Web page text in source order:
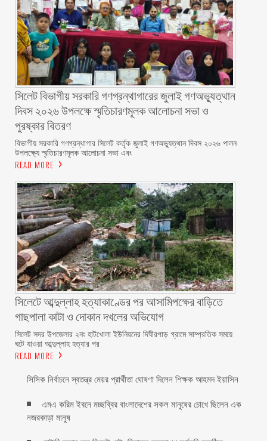
সিলেট বিভাগীয় সরকারি গণগ্রন্থাগারের জুলাই গণঅভ্যুত্থান
দিবস ২০২৬ উপলক্ষে স্মৃতিচারণমূলক আলোচনা সভা ও
পুরষ্কার বিতরণ ‎ ‎
বিভাগীয় সরকারি গণগ্রন্থাগার সিলেট কর্তৃক জুলাই গণঅভ্যুত্থান দিবস ২০২৬ পালন
উপলক্ষ্যে স্মৃতিচারণমূলক আলোচনা সভা এবং
READ MORE
সিলেটে আব্দুল্লাহ হত্যাকাণ্ডের পর আসামিপক্ষের বাড়িতে
গাছপালা কাটা ও দোকান দখলের অভিযোগ
সিলেট সদর উপজেলার ২নং হাটখোলা ইউনিয়নের দিঘীরপাড় গ্রামে সাম্প্রতিক সময়ে
ঘটে যাওয়া আব্দুল্লাহ হত্যার পর
READ MORE
সিসিক নির্বাচনে স্বতন্ত্র মেয়র প্রার্থীতা ঘোষণা দিলেন শিক্ষক আহমদ ইয়াসিন
এমএ করিম ইবনে মচ্ছব্বির বাংলাদেশের সকল মানুষের চোখে ছিলেন এক
নজরকাড়া মানুষ ‎